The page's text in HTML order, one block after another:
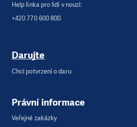
Help linka pro lidi v nouzi:
+420 770 600 800
Darujte
Chci potvrzení o daru
Právní informace
Veřejné zakázky